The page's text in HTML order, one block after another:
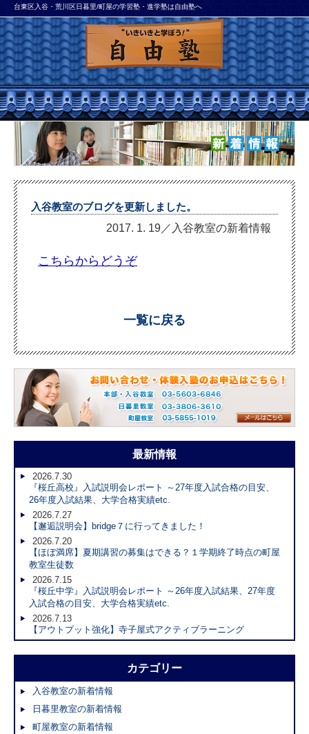
台東区入谷・荒川区日暮里/町屋の学習塾・進学塾は自由塾へ
入谷教室のブログを更新しました。
2017. 1. 19／入谷教室の新着情報
こちらからどうぞ
一覧に戻る
最新情報
2026.7.30
『桜丘高校』入試説明会レポート ～27年度入試合格の目安、
26年度入試結果、大学合格実績etc.
2026.7.27
【邂逅説明会】bridge７に行ってきました！
2026.7.20
【ほぼ満席】夏期講習の募集はできる？１学期終了時点の町屋
教室生徒数
2026.7.15
『桜丘中学』入試説明会レポート ～26年度入試結果、27年度
入試合格の目安、大学合格実績etc.
2026.7.13
【アウトプット強化】寺子屋式アクティブラーニング
カテゴリー
入谷教室の新着情報
日暮里教室の新着情報
町屋教室の新着情報